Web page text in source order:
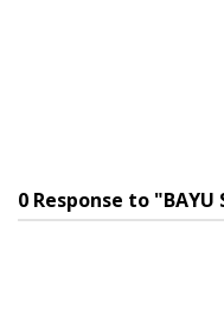
0 Response to "BAYU